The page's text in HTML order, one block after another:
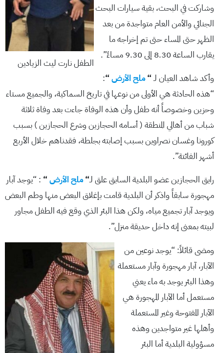
الطفل نارت ليث الزيادين
وشاركت في البحث، بقية سيارات البحث
الجنائي والأمن العام متواجدة من بعد
الظهر حتى المساء حتى تم إخراجه ما
يقارب الساعة 8.30 إلى 9.30 مساءً”.
وأكد شاهد العيان لـ“ملح الأرض“
:
“هذه الحادثة هي الأولى من نوعها في تاريخ السماكية، والجميع مستاء
وحزين وخصوصاً أنه طفل وأن هذه الوفاة جاءت بعد وفاة ثلاثة
شباب من أهالي المنطقة ( أسامه الحجازين وشرع الحجازين ) بسبب
كورونا وغسان نصراوين بسبب إصابته بجلطة، فقدناهم خلال الأربع
أشهر الفائتة”.
رايق الحجازين عضو البلدية السابق علق لـ“ملح الأرض“ : “يوجد آبار
مهجورة سابقاً واذكر أن البلدية قامت بإغلاق البعض منها وطم البعض
ويوجد آبار تجميع مياه، ولكن هذا البئر الذي وقع فيه الطفل مجاور
لبيته بمعنى إنه داخل حديقة منزل”.
ومضى قائلاً: “يوجد نوعين من
الآبار، آبار مهجورة وآبار مستعملة
وهذا البئر يوجد به ماء يعني
مستعمل أما الآبار المهجورة هي
الآبار المفتوحة وغير المستعملة
وأهلها غير متواجدين وهذه
مسؤولية البلدية أما البئر